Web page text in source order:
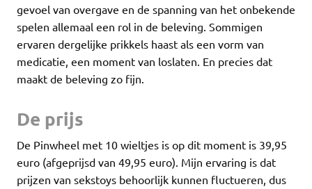
gevoel van overgave en de spanning van het onbekende
spelen allemaal een rol in de beleving. Sommigen
ervaren dergelijke prikkels haast als een vorm van
medicatie, een moment van loslaten. En precies dat
maakt de beleving zo fijn.
De prijs
De Pinwheel met 10 wieltjes is op dit moment is 39,95
euro (afgeprijsd van 49,95 euro). Mijn ervaring is dat
prijzen van sekstoys behoorlijk kunnen fluctueren, dus